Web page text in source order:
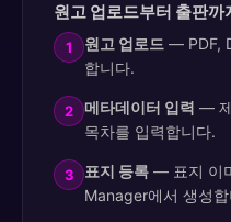
원고 업로드부터 출판까
1 원고 업로드 — PDF,
합니다.
2 메타데이터 입력 —
목차를 입력합니다.
3 표지 등록 — 표지 이
Manager에서 생성